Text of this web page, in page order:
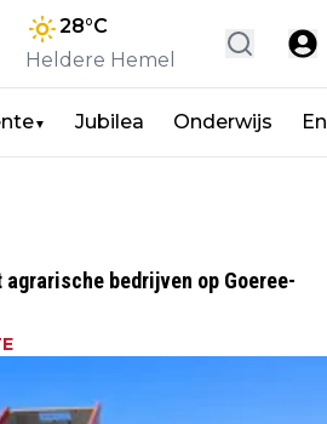
28°C
Heldere Hemel
▼ Jubilea Onderwijs
bedrijven op Goeree-